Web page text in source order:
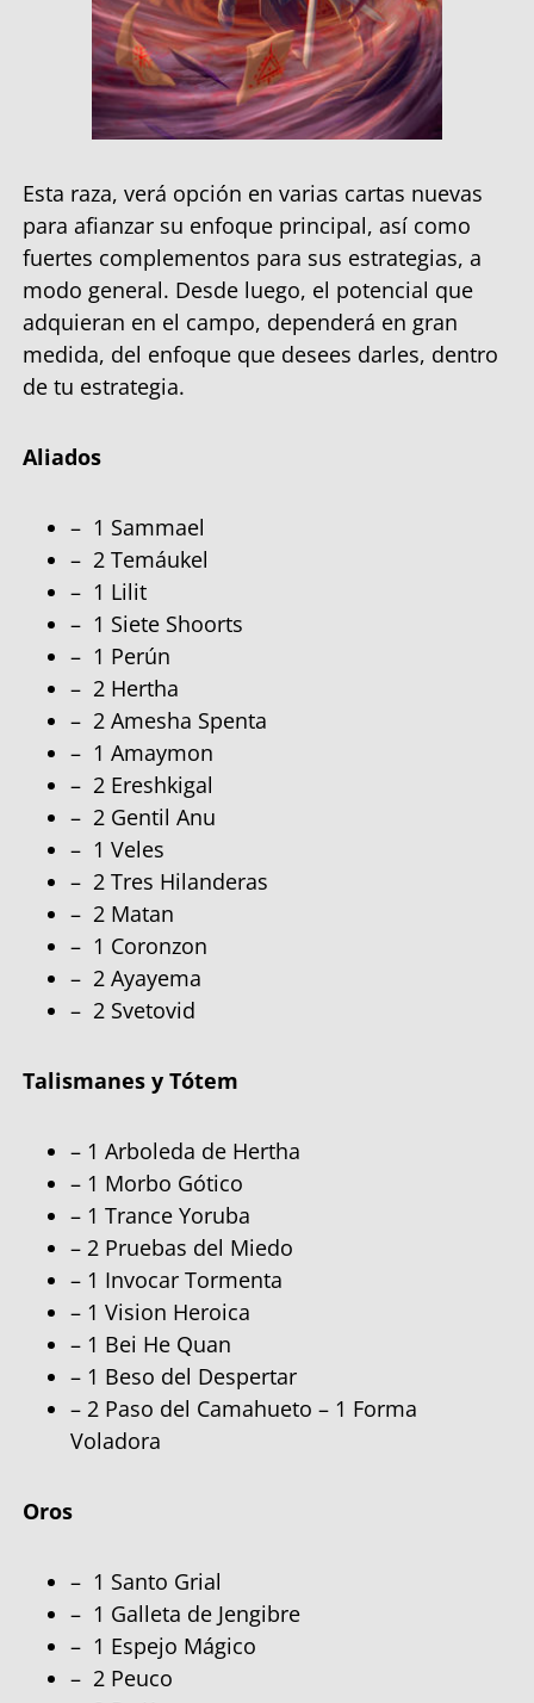
Esta raza, verá opción en varias cartas nuevas
para afianzar su enfoque principal, así como
fuertes complementos para sus estrategias, a
modo general. Desde luego, el potencial que
adquieran en el campo, dependerá en gran
medida, del enfoque que desees darles, dentro
de tu estrategia.
Aliados
– 1 Sammael
– 2 Temáukel
– 1 Lilit
– 1 Siete Shoorts
– 1 Perún
– 2 Hertha
– 2 Amesha Spenta
– 1 Amaymon
– 2 Ereshkigal
– 2 Gentil Anu
– 1 Veles
– 2 Tres Hilanderas
– 2 Matan
– 1 Coronzon
– 2 Ayayema
– 2 Svetovid
Talismanes y Tótem
– 1 Arboleda de Hertha
– 1 Morbo Gótico
– 1 Trance Yoruba
– 2 Pruebas del Miedo
– 1 Invocar Tormenta
– 1 Vision Heroica
– 1 Bei He Quan
– 1 Beso del Despertar
– 2 Paso del Camahueto – 1 Forma
Voladora
Oros
– 1 Santo Grial
– 1 Galleta de Jengibre
– 1 Espejo Mágico
– 2 Peuco